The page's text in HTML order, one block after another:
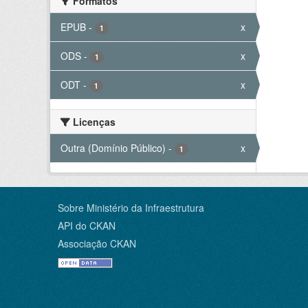
EPUB - 1 x
ODS - 1 x
ODT - 1 x
Licenças
Outra (Domínio Público) - 1 x
Sobre Ministério da Infraestrutura
API do CKAN
Associação CKAN